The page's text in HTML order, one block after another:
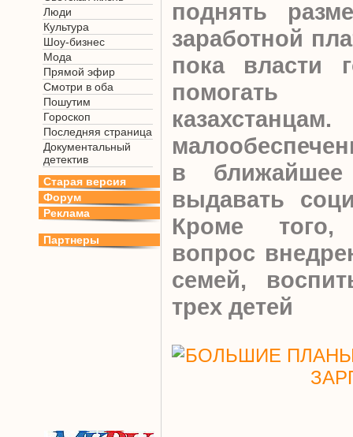
Люди
Культура
Шоу-бизнес
Мода
Прямой эфир
Смотри в оба
Пошутим
Гороскоп
Последняя страница
Документальный
детектив
Старая версия
Форум
Реклама
Партнеры
поднять
заработной
пока власти
помогать
в
выдавать
Кроме того,
вопрос
семей,
трех детей